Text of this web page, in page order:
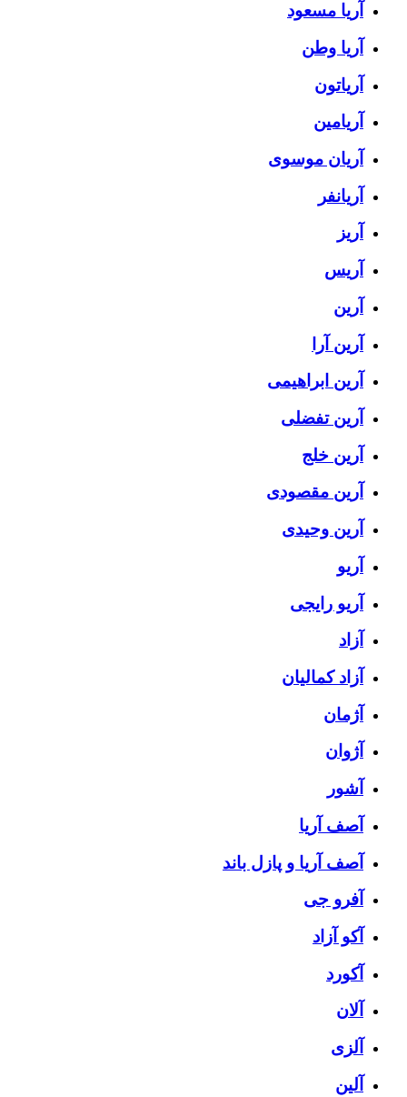
آریا مسعود
آریا وطن
آریاتون
آریامین
آریان موسوی
آریانفر
آریز
آریس
آرین
آرین آرا
آرین ابراهیمی
آرین تفضلی
آرین خلج
آرین مقصودی
آرین وحیدی
آریو
آریو رایجی
آزاد
آزاد کمالیان
آژمان
آژوان
آشور
آصف آریا
آصف آریا و پازل باند
آفرو جی
آکو آزاد
آکورد
آلان
آلزی
آلین